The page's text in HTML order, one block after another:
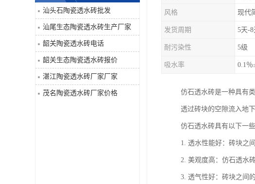
汕头石陶瓷透水砖批发
汕尾生态陶瓷透水砖生产厂家
韶关陶瓷透水砖电话
韶关生态陶瓷透水砖报价
湛江陶瓷透水砖厂家厂家
茂名陶瓷透水砖厂家价格
风格 现代
发货周期 5天-8
耐污染性 5级
吸水率 0.1％
仿石透水砖是一种具有
透过砖块的空隙流入地
仿石透水砖具有以下一些
1. 透水性能好：砖块之
2. 美观度高：仿石透水
3. 透气性好：砖块之间